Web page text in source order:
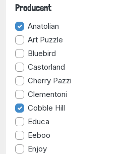
Producent
Anatolian
Art Puzzle
Bluebird
Castorland
Cherry Pazzi
Clementoni
Cobble Hill
Educa
Eeboo
Enjoy